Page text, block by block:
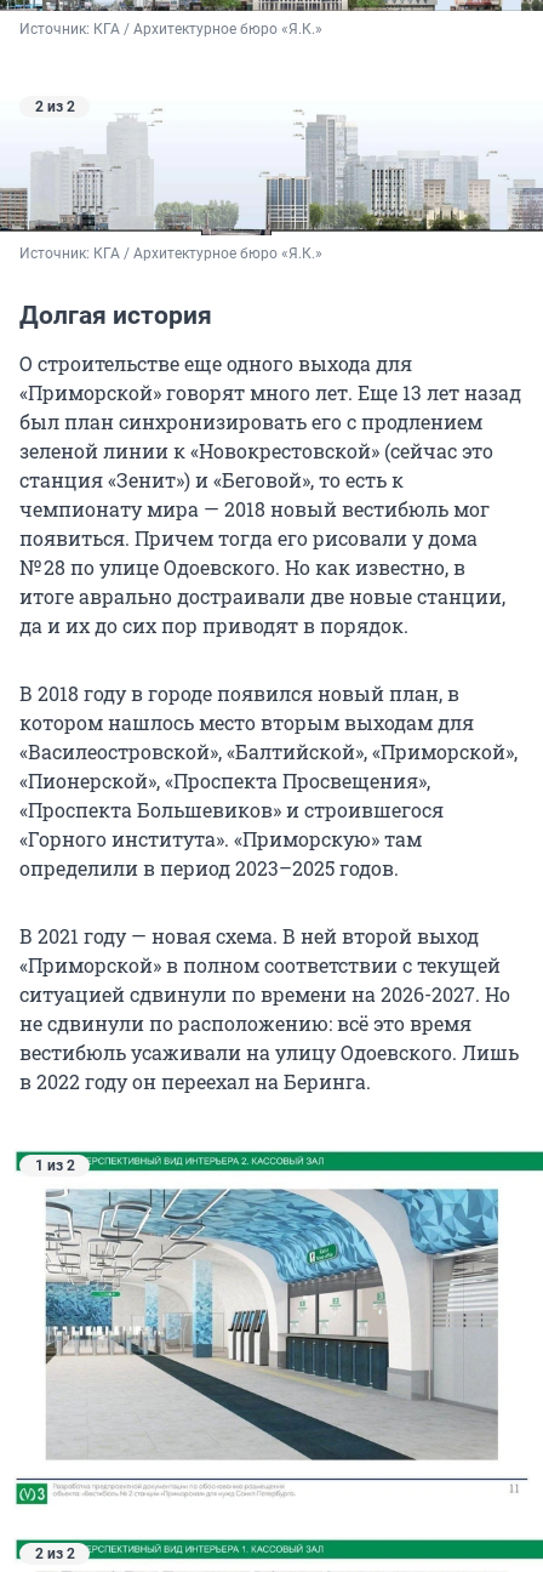
Источник: КГА / Архитектурное бюро «Я.К.»
2 из 2
Источник: КГА / Архитектурное бюро «Я.К.»
Долгая история
О строительстве еще одного выхода для
«Приморской» говорят много лет. Еще 13 летназад
был план синхронизировать его с продлением
зеленой линии к «Новокрестовской» (сейчас это
станция «Зенит») и «Беговой», то есть к
чемпионату мира — 2018 новый вестибюль мог
появиться. Причем тогда его рисовали у дома
№ 28 по улице Одоевского. Но как известно, в
итоге аврально достраивали две новые станции,
да и их до сих пор приводят в порядок.
В 2018 году в городе появился новый план, в
котором нашлось место вторым выходам для
«Василеостровской», «Балтийской», «Приморской»,
«Пионерской», «Проспекта Просвещения»,
«Проспекта Большевиков» и строившегося
«Горного института». «Приморскую» там
определили в период 2023–2025 годов.
В 2021 году — новая схема. В ней второй выход
«Приморской» в полном соответствии с текущей
ситуацией сдвинули по времени на 2026-2027. Но
не сдвинули по расположению: всё это время
вестибюль усаживали на улицу Одоевского. Лишь
в 2022 году он переехал на Беринга.
1 из 2
2 из 2